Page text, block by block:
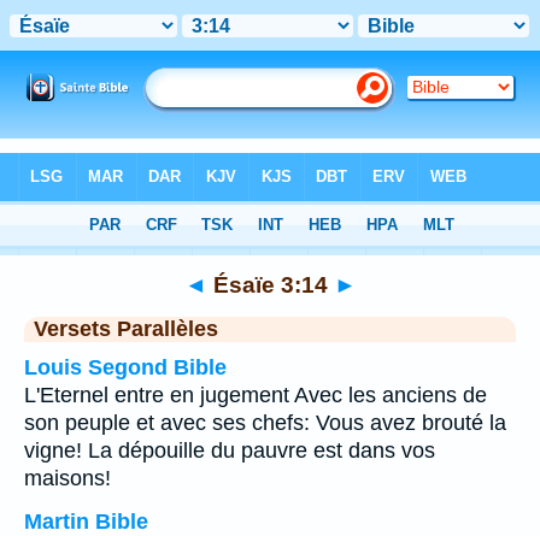
Chapitre 3> Verset 14
◄ Ésaïe 3:14 ►
Versets Parallèles
Louis Segond Bible
L'Eternel entre en jugement Avec les anciens de
son peuple et avec ses chefs: Vous avez brouté la
vigne! La dépouille du pauvre est dans vos
maisons!
Martin Bible